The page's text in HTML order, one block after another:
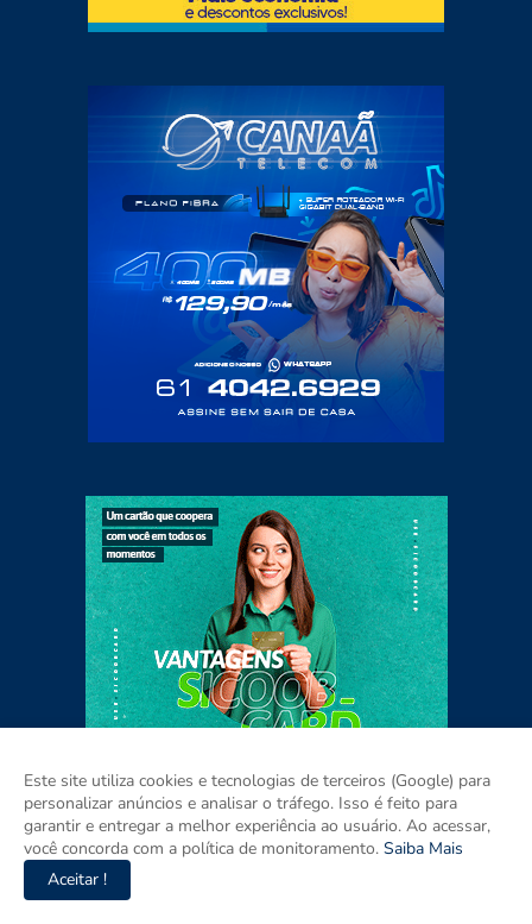
Home
Este site utiliza cookies e tecnologias de terceiros (Google) para
personalizar anúncios e analisar o tráfego. Isso é feito para
garantir e entregar a melhor experiência ao usuário. Ao acessar,
você concorda com a política de monitoramento. Saiba Mais
Aceitar !